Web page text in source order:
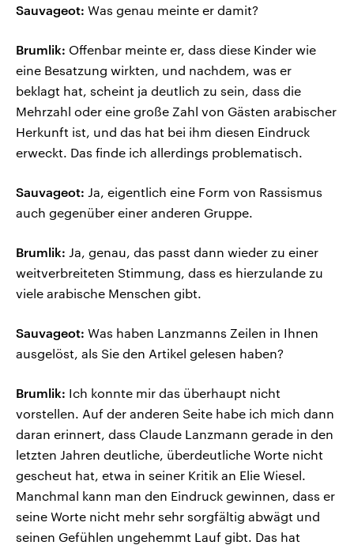
Sauvageot: Was genau meinte er damit?
Brumlik: Offenbar meinte er, dass diese Kinder wie
eine Besatzung wirkten, und nachdem, was er
beklagt hat, scheint ja deutlich zu sein, dass die
Mehrzahl oder eine große Zahl von Gästen arabischer
Herkunft ist, und das hat bei ihm diesen Eindruck
erweckt. Das finde ich allerdings problematisch.
Sauvageot: Ja, eigentlich eine Form von Rassismus
auch gegenüber einer anderen Gruppe.
Brumlik: Ja, genau, das passt dann wieder zu einer
weitverbreiteten Stimmung, dass es hierzulande zu
viele arabische Menschen gibt.
Sauvageot: Was haben Lanzmanns Zeilen in Ihnen
ausgelöst, als Sie den Artikel gelesen haben?
Brumlik: Ich konnte mir das überhaupt nicht
vorstellen. Auf der anderen Seite habe ich mich dann
daran erinnert, dass Claude Lanzmann gerade in den
letzten Jahren deutliche, überdeutliche Worte nicht
gescheut hat, etwa in seiner Kritik an Elie Wiesel.
Manchmal kann man den Eindruck gewinnen, dass er
seine Worte nicht mehr sehr sorgfältig abwägt und
seinen Gefühlen ungehemmt Lauf gibt. Das hat